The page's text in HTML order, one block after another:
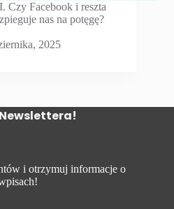
Czy Facebook i reszta
nas na potęgę?
2025
i otrzymuj informacje o